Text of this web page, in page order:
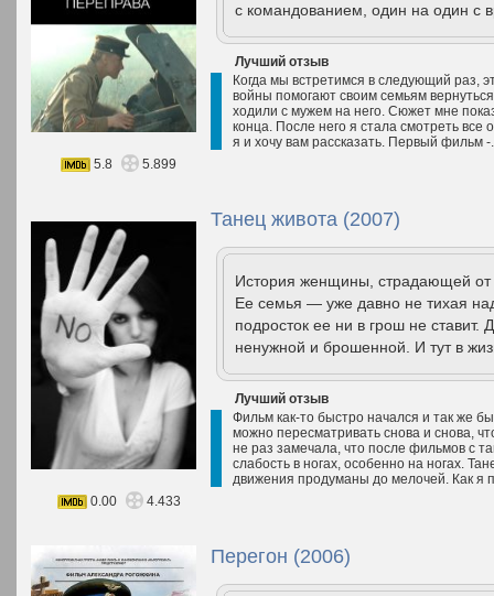
с командованием, один на один с
Лучший отзыв
Когда мы встретимся в следующий раз,
войны помогают своим семьям
ходили с мужем на него. Сюжет мне
конца. После него я стала смотреть
я и хочу вам рассказать. Первый фильм
5.8
5.899
Танец живота (2007)
История женщины, страдающей от
Ее семья — уже давно не тихая
подросток ее ни в грош не ставит.
ненужной и брошенной. И тут в
Лучший отзыв
Фильм как-то быстро начался и так же
можно пересматривать снова и снова,
не раз замечала, что после фильмов с
слабость в ногах, особенно на ногах.
движения продуманы до мелочей. Как я
0.00
4.433
Перегон (2006)